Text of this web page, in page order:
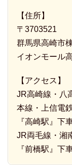
【住所】
〒3703521
群馬県高崎市
イオンモール
【アクセス】
JR高崎線・八
本線・上信電
『高崎駅』下
JR両毛線・湘
『前橋駅』下